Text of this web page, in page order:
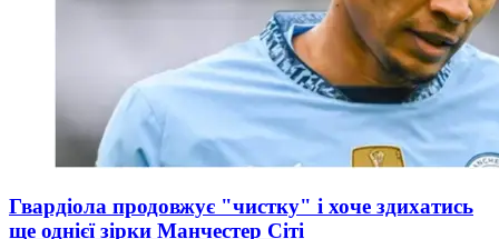
Гвардіола продовжує "чистку" і хоче здихатись
ще однієї зірки Манчестер Сіті